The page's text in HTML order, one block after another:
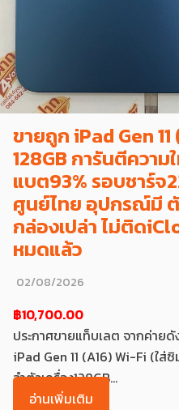
ขายถูก iPad Gen 11
128GB การันตีควา
แบต93% รอบชาร์จ
ศูนย์ไทย อุปกรณ์มี ตั
กล่องเปล่า ไม่ติด
หมดแล้ว
02/08/2026
฿10,700.00
ประกาศขายแท็บเลต จากค่าย
iPad Gen 11 (A16) Wi-Fi (ใส่
จำตัวเครื่อง128GB...
อ่านเพิ่มเติม